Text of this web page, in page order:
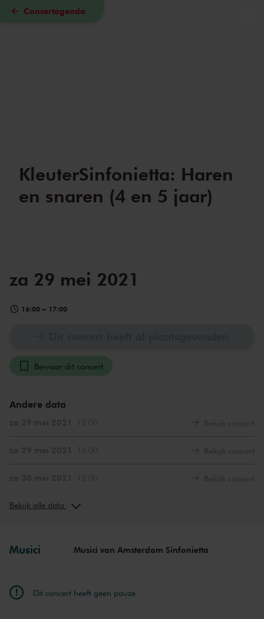
Naar hoofdcontent
Concertagenda
KleuterSinfonietta: Haren
en snaren (4 en 5 jaar)
za 29 mei 2021
16:00 – 17:00
Bewaar dit concert
Andere data
Bekijk alle data
Musici Musici van Amsterdam Sinfonietta
Dit concert heeft geen pauze